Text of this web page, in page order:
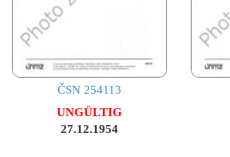
ČSN 254113
UNGÜLTIG
27.12.1954